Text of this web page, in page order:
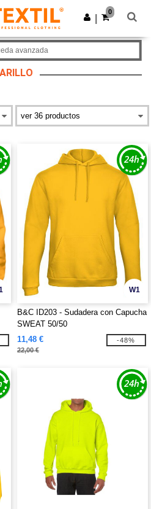
Descargar app
0
avanzada
W1
B&C ID203 - Sudadera con Capucha
SWEAT 50/50
11,48 €
22,00 €
-48%